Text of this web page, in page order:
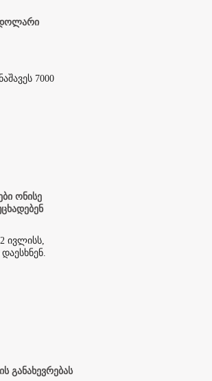
დოლარი
7000
ონისე
ივლისს,
განახევრებას